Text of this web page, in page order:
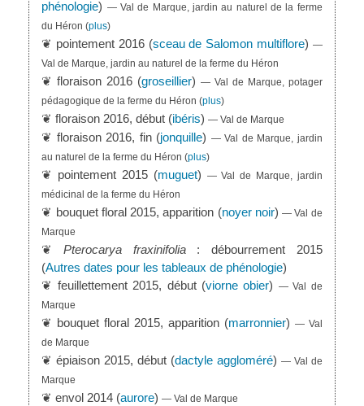
phénologie) — Val de Marque, jardin au naturel de la ferme
du Héron (plus)
❦ pointement 2016 (sceau de Salomon multiflore) —
Val de Marque, jardin au naturel de la ferme du Héron
❦ floraison 2016 (groseillier) — Val de Marque, potager
pédagogique de la ferme du Héron (plus)
❦ floraison 2016, début (ibéris)— Val de Marque
❦ floraison 2016, fin (jonquille) — Val de Marque, jardin
au naturel de la ferme du Héron (plus)
❦ pointement 2015 (muguet) — Val de Marque, jardin
médicinal de la ferme du Héron
❦ bouquet floral 2015, apparition (noyer noir)— Val de
Marque
❦Pterocarya fraxinifolia: débourrement 2015
(Autres dates pour les tableaux de phénologie)
❦ feuillettement 2015, début (viorne obier) — Val de
Marque
❦ bouquet floral 2015, apparition (marronnier) — Val
de Marque
❦ épiaison 2015, début (dactyle aggloméré) — Val de
Marque
❦ envol 2014 (aurore)— Val de Marque